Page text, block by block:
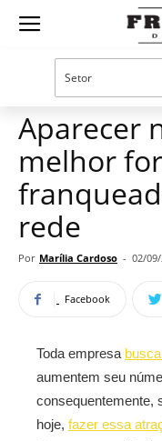
Guia
Sucesso
Manual do sucesso
Aparecer
melhor
rede
Por Marília Cardoso - 02/09/
Facebook
Toda empresa
aumentem seu
consequentemente,
hoje, fazer essa